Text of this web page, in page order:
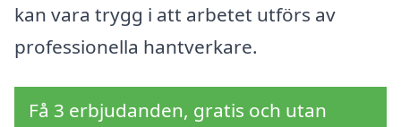
kan vara trygg i att arbetet utförs av
professionella hantverkare.
Få 3 erbjudanden, gratis och utan